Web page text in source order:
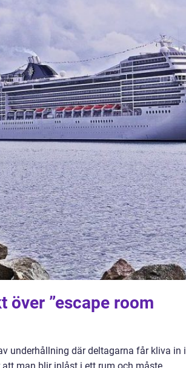
över ”escape room
underhållning där deltagarna får kliva in i